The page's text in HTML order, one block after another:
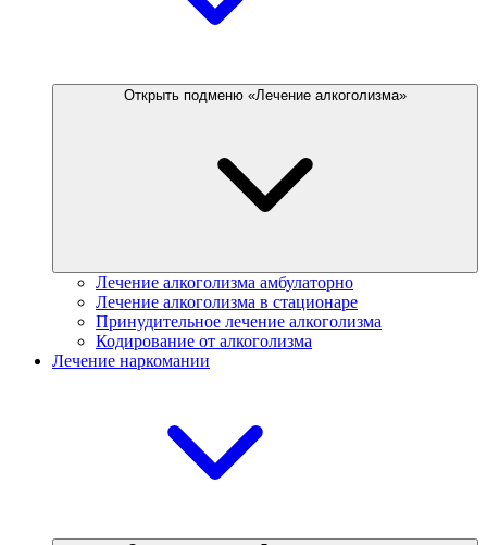
Открыть подменю «Лечение алкоголизма»
Лечение алкоголизма амбулаторно
Лечение алкоголизма в стационаре
Принудительное лечение алкоголизма
Кодирование от алкоголизма
Лечение наркомании